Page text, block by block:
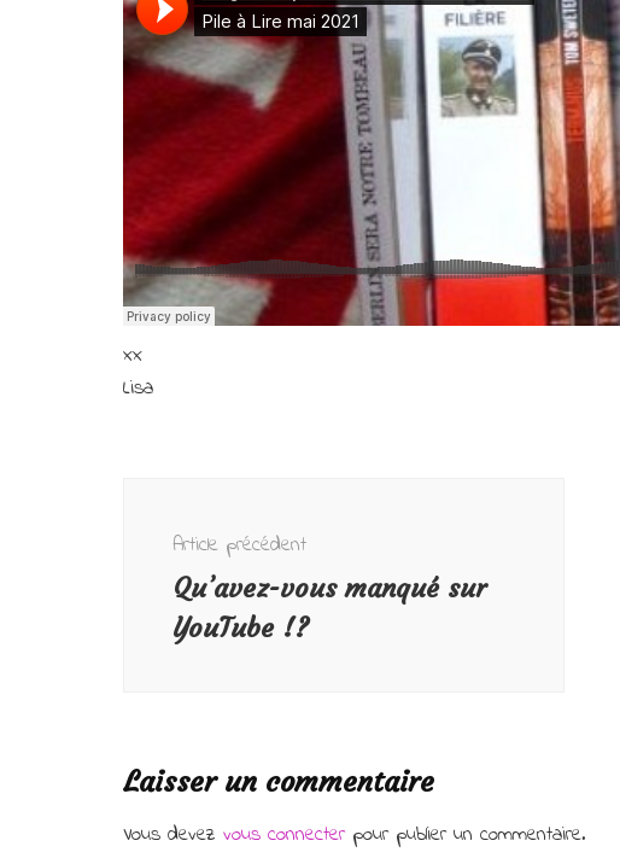
xx
Lisa
d'article
Article précédent
Qu’avez-vous manqué sur
YouTube !?
Laisser un commentaire
Vous devez vous connecterpour publier un commentaire.